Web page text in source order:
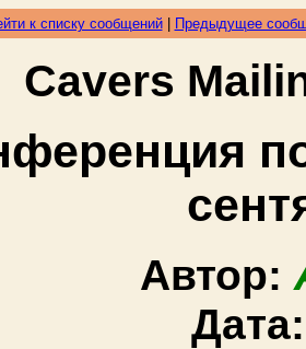
к списку сообщений| Предыдущее
Cavers
Автор: